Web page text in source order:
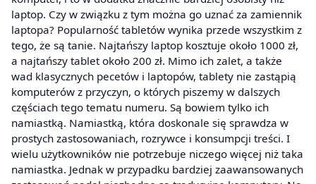
laptop. Czy w związku z tym można go uznać za zamiennik
laptopa? Popularność tabletów wynika przede wszystkim z
tego, że są tanie. Najtańszy laptop kosztuje około 1000 zł,
a najtańszy tablet około 200 zł. Mimo ich zalet, a także
wad klasycznych pecetów i laptopów, tablety nie zastąpią
komputerów z przyczyn, o których piszemy w dalszych
częściach tego tematu numeru. Są bowiem tylko ich
namiastką. Namiastką, która doskonale się sprawdza w
prostych zastosowaniach, rozrywce i konsumpcji treści. I
wielu użytkowników nie potrzebuje niczego więcej niż taka
namiastka. Jednak w przypadku bardziej zaawansowanych